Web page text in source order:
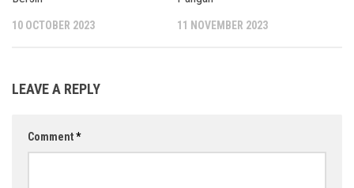
10 OCTOBER 2023 11 NOVEMBER 2023
LEAVE A REPLY
Comment*